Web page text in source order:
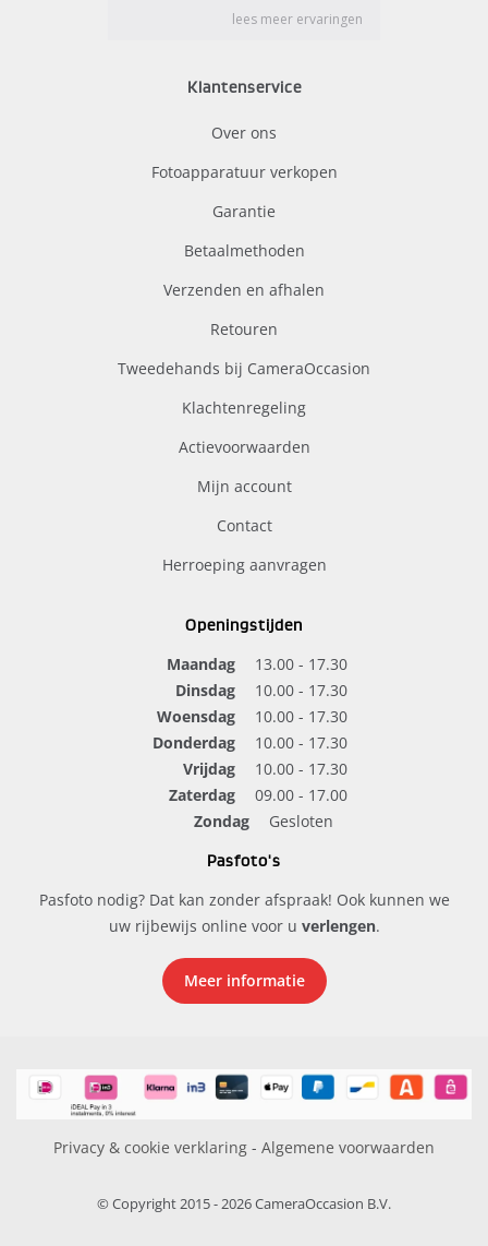
Klantenservice
Over ons
Fotoapparatuur verkopen
Garantie
Betaalmethoden
Verzenden en afhalen
Retouren
Tweedehands bij CameraOccasion
Klachtenregeling
Actievoorwaarden
Mijn account
Contact
Herroeping aanvragen
Openingstijden
Maandag
13.00 - 17.30
Dinsdag
10.00 - 17.30
Woensdag
10.00 - 17.30
Donderdag
10.00 - 17.30
Vrijdag
10.00 - 17.30
Zaterdag
09.00 - 17.00
Zondag
Gesloten
Pasfoto's
Pasfoto nodig? Dat kan zonder afspraak! Ook kunnen we
uw rijbewijs online voor u verlengen.
Meer informatie
Privacy & cookie verklaring - Algemene voorwaarden
© Copyright 2015 - 2026 CameraOccasion B.V.